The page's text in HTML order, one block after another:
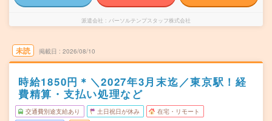
派遣会社 パーソルテンプスタッフ株式会社
未読 掲載日 2026/08/10
時給1850円＊＼2027年3月末迄／東京駅！経
費精算・支払い処理など
交通費別途支給あり 土日祝日が休み 在宅・リモート